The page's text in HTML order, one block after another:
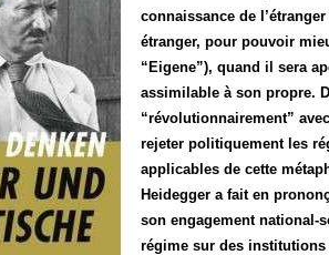
connaissance de
étranger, pour pouvoir
“Eigene”), quand il sera
assimilable à son propre.
“révolutionnairement”
rejeter politiquement les
applicables de cette
Heidegger a fait en
son engagement national-
régime sur des institutions